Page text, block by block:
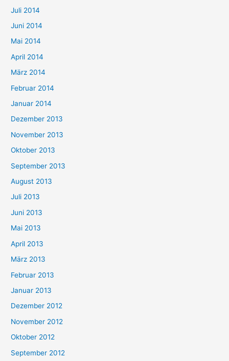
Juli 2014
Juni 2014
Mai 2014
April 2014
März 2014
Februar 2014
Januar 2014
Dezember 2013
November 2013
Oktober 2013
September 2013
August 2013
Juli 2013
Juni 2013
Mai 2013
April 2013
März 2013
Februar 2013
Januar 2013
Dezember 2012
November 2012
Oktober 2012
September 2012